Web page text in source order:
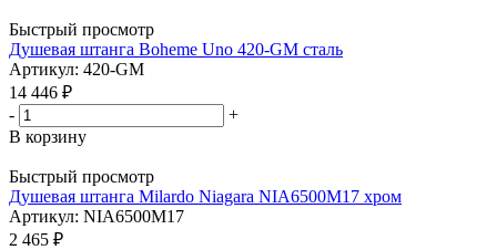
Быстрый просмотр
Душевая штанга Boheme Uno 420-GM сталь
Артикул: 420-GM
14 446 ₽
-
+
В корзину
Быстрый просмотр
Душевая штанга Milardo Niagara NIA6500M17 хром
Артикул: NIA6500M17
2 465 ₽